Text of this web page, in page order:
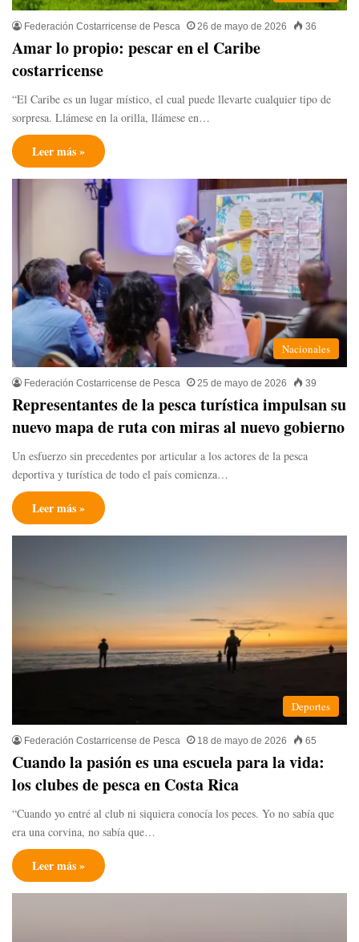
Federación Costarricense de Pesca 26 de mayo de 2026 36
Amar lo propio: pescar en el Caribe
costarricense
“El Caribe es un lugar místico, el cual puede llevarte cualquier tipo de
sorpresa. Llámese en la orilla, llámese en…
Leer más »
Nacionales
Federación Costarricense de Pesca 25 de mayo de 2026 39
Representantes de la pesca turística impulsan su
nuevo mapa de ruta con miras al nuevo gobierno
Un esfuerzo sin precedentes por articular a los actores de la pesca
deportiva y turística de todo el país comienza…
Leer más »
Deportes
Federación Costarricense de Pesca 18 de mayo de 2026 65
Cuando la pasión es una escuela para la vida:
los clubes de pesca en Costa Rica
“Cuando yo entré al club ni siquiera conocía los peces. Yo no sabía que
era una corvina, no sabía que…
Leer más »